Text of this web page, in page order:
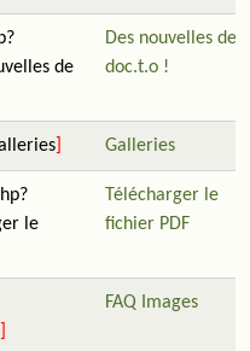
de
Des nouvelles de
doc.t.o !
Galleries
le
Télécharger le
fichier PDF
FAQ Images